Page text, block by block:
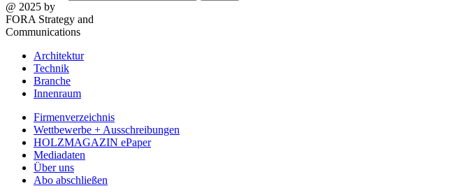
@ 2025 by
FORA Strategy and
Communications
Architektur
Technik
Branche
Innenraum
Firmenverzeichnis
Wettbewerbe + Ausschreibungen
HOLZMAGAZIN ePaper
Mediadaten
Über uns
Abo abschließen